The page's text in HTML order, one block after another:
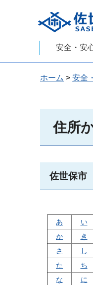
佐世保市
安全・安
ホーム > 安全
住所
佐世保市
あ い
か
き
さ
し
た
ち
な
に